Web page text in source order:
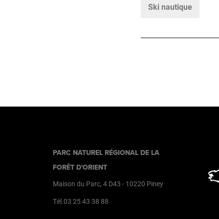
Ski nautique
PARC NATUREL RÉGIONAL DE LA
FORÊT D'ORIENT
Maison du Parc, 4 D43 - 10220 Piney
Tél.03 25 43 38 88